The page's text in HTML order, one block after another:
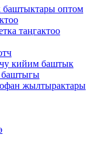
баштыктары оптом
таңгактоо
кийим баштык
баштыгы
жылтырактары